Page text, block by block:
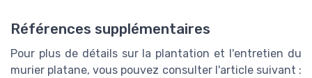
Références supplémentaires
Pour plus de détails sur la plantation et l'entretien du
murier platane, vous pouvez consulter l'article suivant :